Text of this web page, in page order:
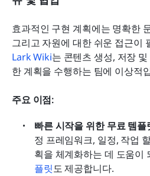
효과적인 구현 계획에는 명확한
그리고 자원에 대한 쉬운 접근이
Lark Wiki는 콘텐츠 생성, 저장
한 계획을 수행하는 팀에 이상적
주요 이점:
빠른 시작을 위한 무료 템플
정 프레임워크, 일정, 작업
획을 체계화하는 데 도움이
플릿도 제공합니다.